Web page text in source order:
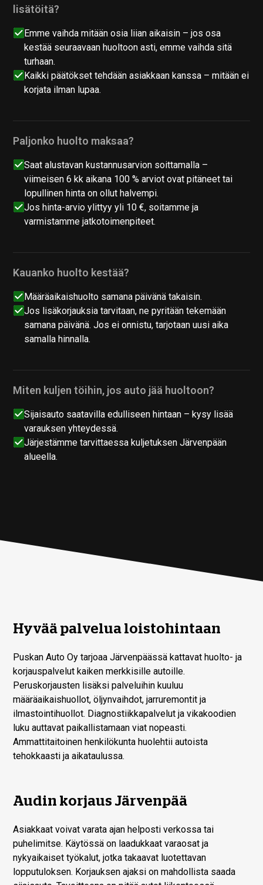
lisätöitä?
Emme vaihda mitään osia liian aikaisin – jos osa
kestää seuraavaan huoltoon asti, emme vaihda sitä
turhaan.
Kaikki päätökset tehdään asiakkaan kanssa – mitään ei
korjata ilman lupaa.
Paljonko huolto maksaa?
Saat alustavan kustannusarvion soittamalla –
viimeisen 6 kk aikana 100 % arviot ovat pitäneet tai
lopullinen hinta on ollut halvempi.
Jos hinta-arvio ylittyy yli 10 €, soitamme ja
varmistamme jatkotoimenpiteet.
Kauanko huolto kestää?
Määräaikaishuolto samana päivänä takaisin.
Jos lisäkorjauksia tarvitaan, ne pyritään tekemään
samana päivänä. Jos ei onnistu, tarjotaan uusi aika
samalla hinnalla.
Miten kuljen töihin, jos auto jää huoltoon?
Sijaisauto saatavilla edulliseen hintaan – kysy lisää
varauksen yhteydessä.
Järjestämme tarvittaessa kuljetuksen Järvenpään
alueella.
Hyvää palvelua loistohintaan
Puskan Auto Oy tarjoaa Järvenpäässä kattavat huolto- ja
korjauspalvelut kaiken merkkisille autoille.
Peruskorjausten lisäksi palveluihin kuuluu
määräaikaishuollot, öljynvaihdot, jarruremontit ja
ilmastointihuollot. Diagnostiikkapalvelut ja vikakoodien
luku auttavat paikallistamaan viat nopeasti.
Ammattitaitoinen henkilökunta huolehtii autoista
tehokkaasti ja aikataulussa.
Audin korjaus Järvenpää
Asiakkaat voivat varata ajan helposti verkossa tai
puhelimitse. Käytössä on laadukkaat varaosat ja
nykyaikaiset työkalut, jotka takaavat luotettavan
lopputuloksen. Korjauksen ajaksi on mahdollista saada